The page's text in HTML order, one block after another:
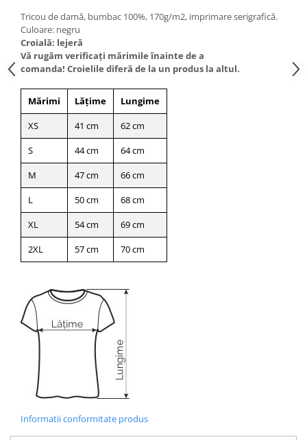
Tricou de damă, bumbac 100%, 170g/m2, imprimare serigrafică.
Culoare: negru
Croială: lejeră
Vă rugăm verificaţi mărimile înainte de a
comanda! Croielile diferă de la un produs la altul.
Mărimi Lățime
Lungime
XS
41 cm
62 cm
S
44 cm
64 cm
M
47 cm
66 cm
L
50 cm
68 cm
XL
54 cm
69 cm
2XL
57 cm 70 cm
Informatii conformitate produs